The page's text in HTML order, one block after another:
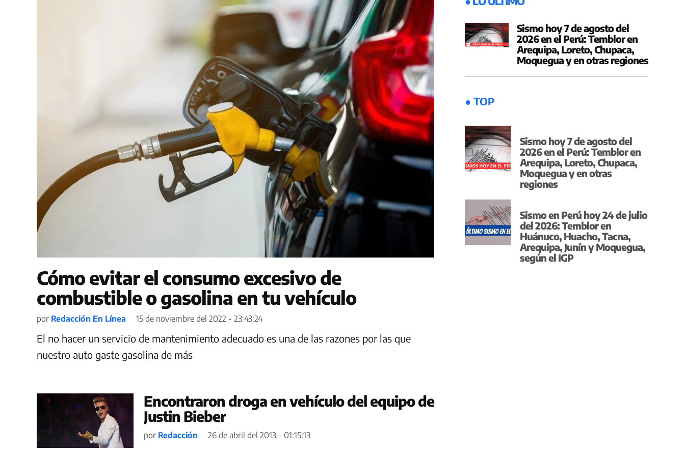
Cómo evitar el consumo excesivo de
combustible o gasolina en tu vehículo
por Redacción En Línea 15 de noviembre del 2022 - 23:43:24
El no hacer un servicio de mantenimiento adecuado es una de las razones por las que
nuestro auto gaste gasolina de más
Encontraron droga en vehículo del equipo de
Justin Bieber
por Redacción 26 de abril del 2013 - 01:15:13
Sismo hoy 7 de agosto del
2026 en el Perú: Temblor en
Arequipa, Loreto, Chupaca,
Moquegua y en otras regiones
● TOP
Sismo hoy 7 de agosto del
2026 en el Perú: Temblor en
Arequipa, Loreto, Chupaca,
Moquegua y en otras
regiones
Sismo en Perú hoy 24 de julio
del 2026: Temblor en
Huánuco, Huacho, Tacna,
Arequipa, Junín y Moquegua,
según el IGP